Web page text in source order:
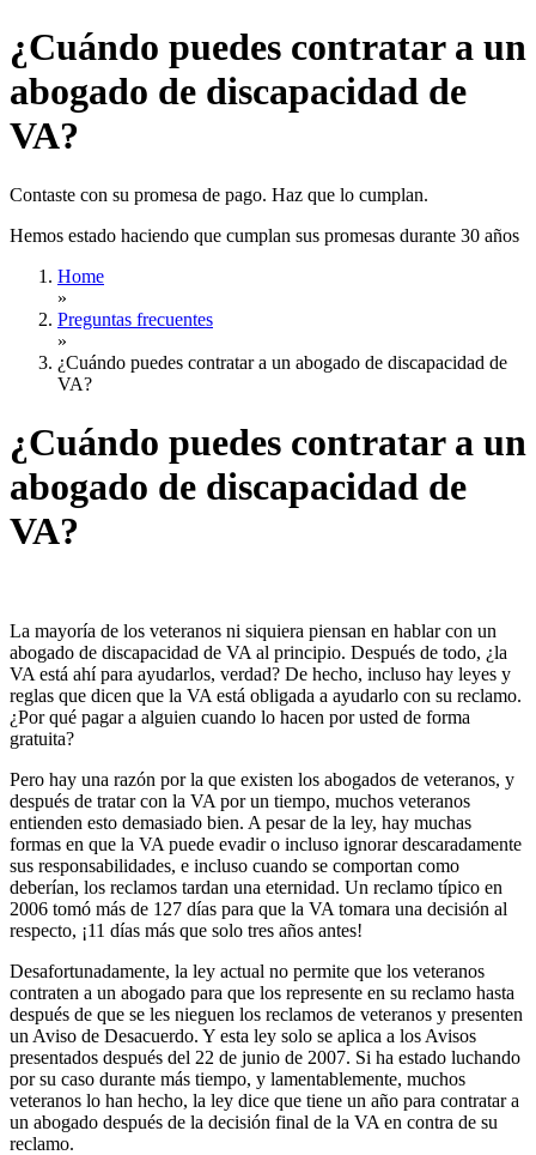
¿Cuándo puedes contratar a un
abogado de discapacidad de
VA?
Contaste con su promesa de pago. Haz que lo cumplan.
Hemos estado haciendo que cumplan sus promesas durante 30 años
Home
»
Preguntas frecuentes
»
¿Cuándo puedes contratar a un abogado de discapacidad de
VA?
¿Cuándo puedes contratar a un
abogado de discapacidad de
VA?
La mayoría de los veteranos ni siquiera piensan en hablar con un
abogado de discapacidad de VA al principio. Después de todo, ¿la
VA está ahí para ayudarlos, verdad? De hecho, incluso hay leyes y
reglas que dicen que la VA está obligada a ayudarlo con su reclamo.
¿Por qué pagar a alguien cuando lo hacen por usted de forma
gratuita?
Pero hay una razón por la que existen los abogados de veteranos, y
después de tratar con la VA por un tiempo, muchos veteranos
entienden esto demasiado bien. A pesar de la ley, hay muchas
formas en que la VA puede evadir o incluso ignorar descaradamente
sus responsabilidades, e incluso cuando se comportan como
deberían, los reclamos tardan una eternidad. Un reclamo típico en
2006 tomó más de 127 días para que la VA tomara una decisión al
respecto, ¡11 días más que solo tres años antes!
Desafortunadamente, la ley actual no permite que los veteranos
contraten a un abogado para que los represente en su reclamo hasta
después de que se les nieguen los reclamos de veteranos y presenten
un Aviso de Desacuerdo. Y esta ley solo se aplica a los Avisos
presentados después del 22 de junio de 2007. Si ha estado luchando
por su caso durante más tiempo, y lamentablemente, muchos
veteranos lo han hecho, la ley dice que tiene un año para contratar a
un abogado después de la decisión final de la VA en contra de su
reclamo.